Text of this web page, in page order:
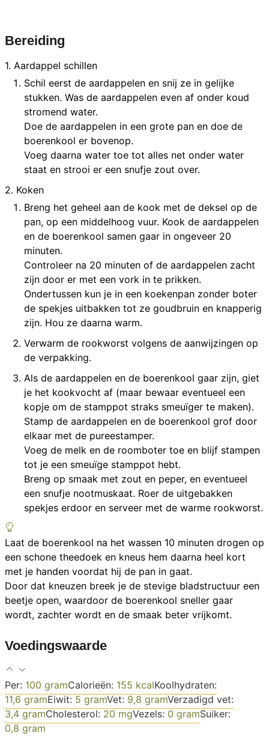
Bereiding
1. Aardappel schillen
Schil eerst de aardappelen en snij ze in gelijke
stukken. Was de aardappelen even af onder koud
stromend water.
Doe de aardappelen in een grote pan en doe de
boerenkool er bovenop.
Voeg daarna water toe tot alles net onder water
staat en strooi er een snufje zout over.
2. Koken
Breng het geheel aan de kook met de deksel op de
pan, op een middelhoog vuur. Kook de aardappelen
en de boerenkool samen gaar in ongeveer 20
minuten.
Controleer na 20 minuten of de aardappelen zacht
zijn door er met een vork in te prikken.
Ondertussen kun je in een koekenpan zonder boter
de spekjes uitbakken tot ze goudbruin en knapperig
zijn. Hou ze daarna warm.
Verwarm de rookworst volgens de aanwijzingen op
de verpakking.
Als de aardappelen en de boerenkool gaar zijn, giet
je het kookvocht af (maar bewaar eventueel een
kopje om de stamppot straks smeuïger te maken).
Stamp de aardappelen en de boerenkool grof door
elkaar met de pureestamper.
Voeg de melk en de roomboter toe en blijf stampen
tot je een smeuïge stamppot hebt.
Breng op smaak met zout en peper, en eventueel
een snufje nootmuskaat. Roer de uitgebakken
spekjes erdoor en serveer met de warme rookworst.
Laat de boerenkool na het wassen 10 minuten drogen op
een schone theedoek en kneus hem daarna heel kort
met je handen voordat hij de pan in gaat.
Door dat kneuzen breek je de stevige bladstructuur een
beetje open, waardoor de boerenkool sneller gaar
wordt, zachter wordt en de smaak beter vrijkomt.
Voedingswaarde
Per: 100 gramCalorieën: 155 kcalKoolhydraten:
11,6 gramEiwit: 5 gramVet: 9,8 gramVerzadigd vet:
3,4 gramCholesterol: 20 mgVezels: 0 gramSuiker:
0,8 gram